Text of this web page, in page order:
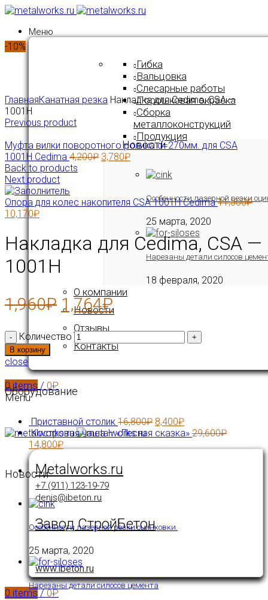
Меню
Гибка
Вальцовка
Слесарные работы
Порошковая окраска
Сборка
металлоконструкций
Продукция
Новости
Особенности лазерной резки
25 марта, 2020
Нарезаны детали силосов
18 февраля, 2020
О компании
Новости
Отзывы
Контакты
0 items / 0₽
Menu
Metalworks.ru
+7 (911) 123-19-79
denis@ibeton.ru
Завод СтройБетон
www.ibeton.ru
0 items / 0₽
-10%
ГлавнаяКанатная резка Накладка для Cedima, CSA —
1001H
Previous product
Муфта вилки поворотного ролика d=270мм. для CSA
1001H Cedima 4,200₽ 3,780₽
Back to products
Next product
Опора для колес накопителя CSA 1001H Cedima11,300₽
10,170₽
Накладка для Cedima, CSA —
1001H
1,960₽ 1,764₽
Количество
В корзину
close
Оборудование
Приставной столик 16,800₽ 8,400₽
Костровая чаша – «Лесная сказка» 29,600₽
14,800₽
Новости
Особенности лазерной резки оцинковки.
25 марта, 2020
Нарезаны детали силосов цемента